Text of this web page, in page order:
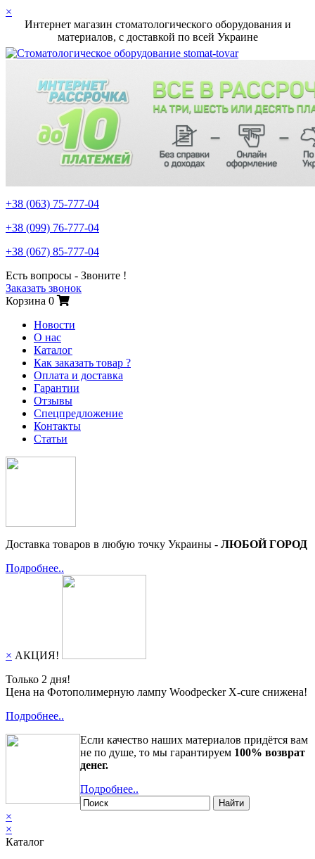
×
Интернет магазин стоматологического оборудования и
материалов, c доставкой по всей Украине
+38 (063) 75-777-04
+38 (099) 76-777-04
+38 (067) 85-777-04
Есть вопросы - Звоните !
Заказать звонок
Корзина 0
Новости
О нас
Каталог
Как заказать товар ?
Оплата и доставка
Гарантии
Отзывы
Спецпредложение
Контакты
Статьи
Доставка товаров в любую точку Украины - ЛЮБОЙ ГОРОД
Подробнее..
× АКЦИЯ!
Только 2 дня!
Цена на Фотополимерную лампу Woodpecker X-cure снижена!
Подробнее..
Если качество наших материалов придётся вам
не по душе, то мы гарантируем 100% возврат
денег.
Подробнее..
Найти
×
×
Каталог